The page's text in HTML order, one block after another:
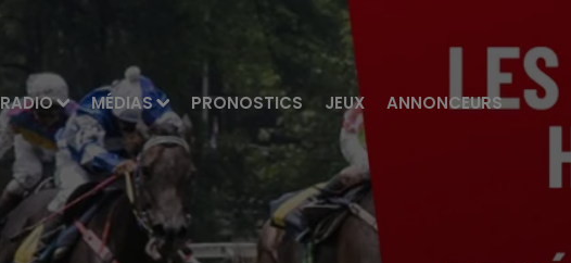
RADIO MÉDIAS PRONOSTICS JEUX ANNONCEURS